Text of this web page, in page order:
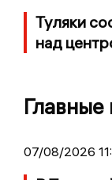
Туляки
над
Главные
07/08/2026